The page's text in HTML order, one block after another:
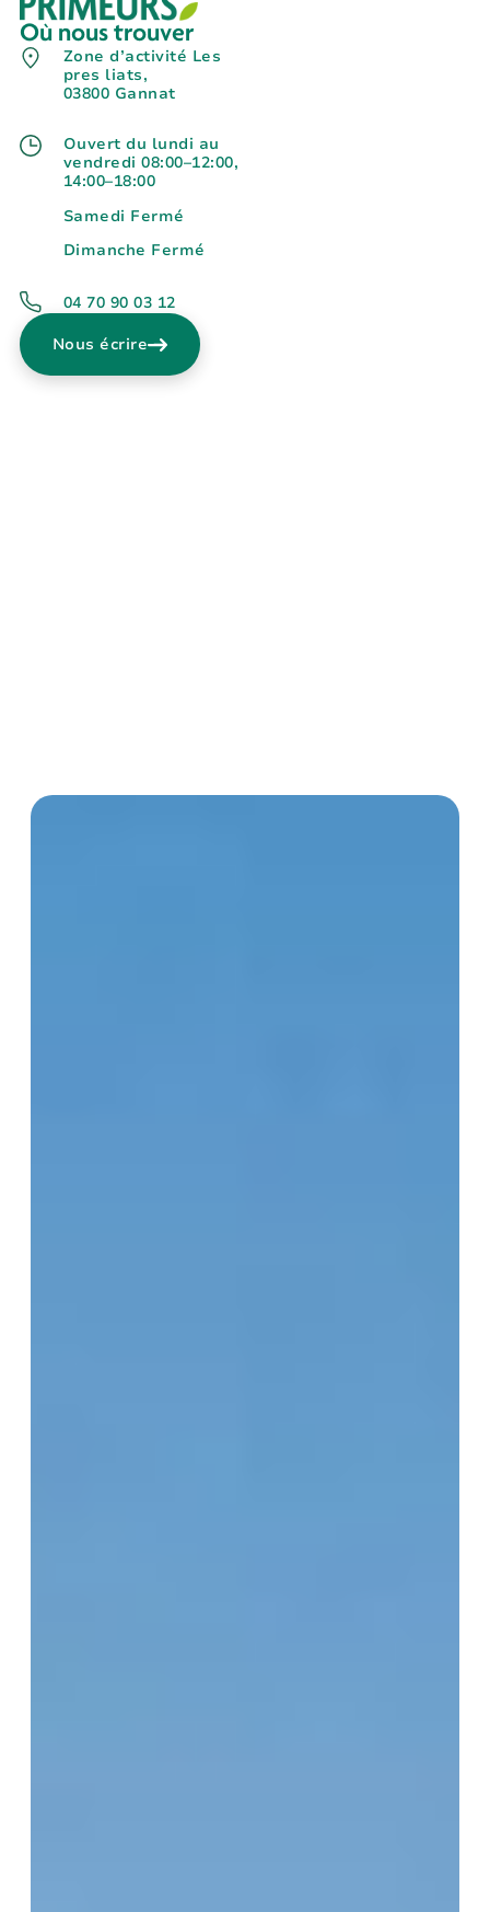
Où nous trouver
Zone d’activité Les
pres liats,
03800 Gannat
Ouvert du lundi au
vendredi 08:00–12:00,
14:00–18:00
Samedi Fermé
Dimanche Fermé
04 70 90 03 12
Nous écrire